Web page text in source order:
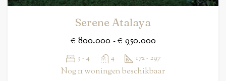
Serene Atalaya
€ 800.000 - € 950.000
3 - 4 4 172 - 297
Nog 11 woningen beschikbaar